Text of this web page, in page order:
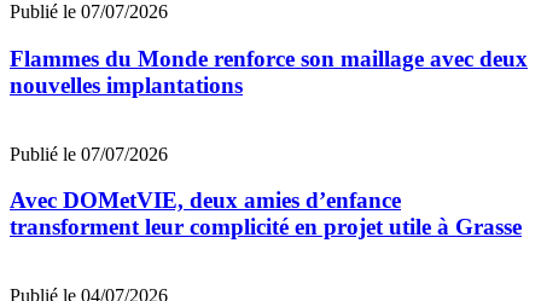
Publié le 07/07/2026
Flammes du Monde renforce son maillage avec deux
nouvelles implantations
Publié le 07/07/2026
Avec DOMetVIE, deux amies d’enfance
transforment leur complicité en projet utile à Grasse
Publié le 04/07/2026